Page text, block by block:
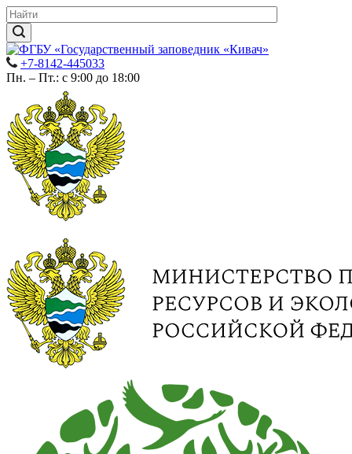
+7-8142-445033
Пн. – Пт.: с 9:00 до 18:00